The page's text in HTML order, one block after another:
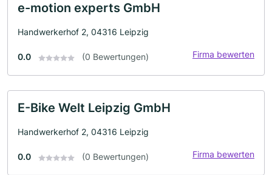
e-motion experts GmbH
Handwerkerhof 2, 04316 Leipzig
0.0 (0 Bewertungen) Firma bewerten
E-Bike Welt Leipzig GmbH
Handwerkerhof 2, 04316 Leipzig
0.0 (0 Bewertungen) Firma bewerten